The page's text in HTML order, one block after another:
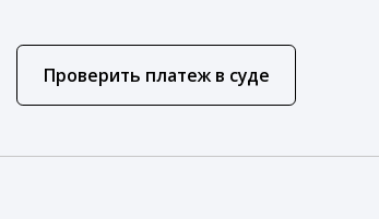
Проверить платеж в суде